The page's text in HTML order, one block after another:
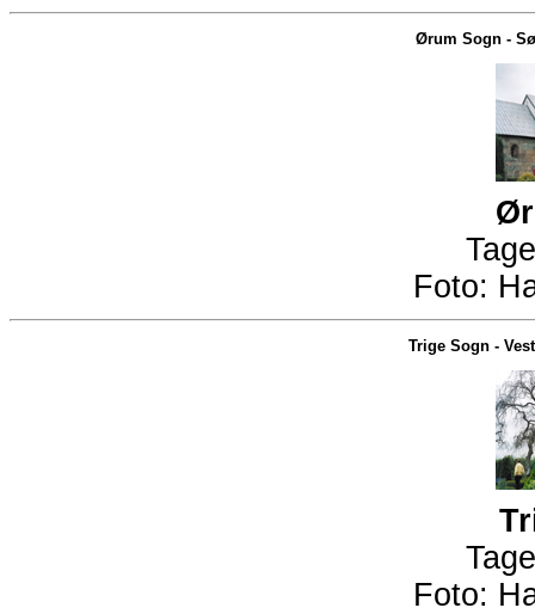
Ørum Sogn -
Foto:
Trige Sogn -
Foto: